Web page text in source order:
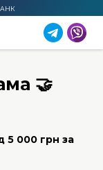
🤝
5 000 грн за